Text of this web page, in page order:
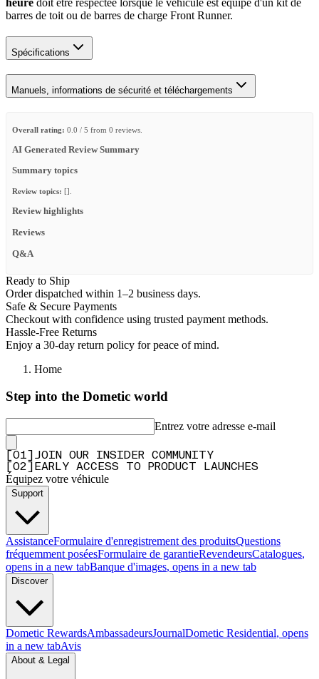
heure doit être respectée lorsque le véhicule est équipé d'un kit de
barres de toit ou de barres de charge Front Runner.
Spécifications
Manuels, informations de sécurité et téléchargements
Overall rating: 0.0 / 5 from 0 reviews.
AI Generated Review Summary
Summary topics
Review topics: [].
Review highlights
Reviews
Q&A
Ready to Ship
Order dispatched within 1–2 business days.
Safe & Secure Payments
Checkout with confidence using trusted payment methods.
Hassle-Free Returns
Enjoy a 30-day return policy for peace of mind.
Home
Step into the Dometic world
Entrez votre adresse e-mail
01
JOIN OUR INSIDER COMMUNITY
02 EARLY ACCESS TO PRODUCT LAUNCHES
Équipez votre véhicule
Support
AssistanceFormulaire d'enregistrement des produitsQuestions
fréquemment poséesFormulaire de garantieRevendeursCatalogues,
opens in a new tabBanque d'images, opens in a new tab
Discover
Dometic RewardsAmbassadeursJournalDometic Residential, opens
in a new tabAvis
About & Legal